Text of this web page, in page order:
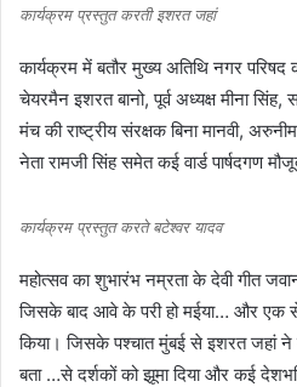
कार्यक्रम प्रस्तुत करती इशरत जहां
कार्यक्रम में बतौर मुख्य अतिथि नगर
चेयरमैन इशरत बानो, पूर्व अध्यक्ष मीना सिंह,
मंच की राष्ट्रीय संरक्षक बिना मानवी,
नेता रामजी सिंह समेत कई वार्ड पार्षदगण
कार्यक्रम प्रस्तुत करते बटेश्वर यादव
महोत्सव का शुभारंभ नम्रता के देवी गीत
जिसके बाद आवे के परी हो मईया… और एक
किया। जिसके पश्चात मुंबई से इशरत जहां ने
बता …से दर्शकों को झूमा दिया और कई